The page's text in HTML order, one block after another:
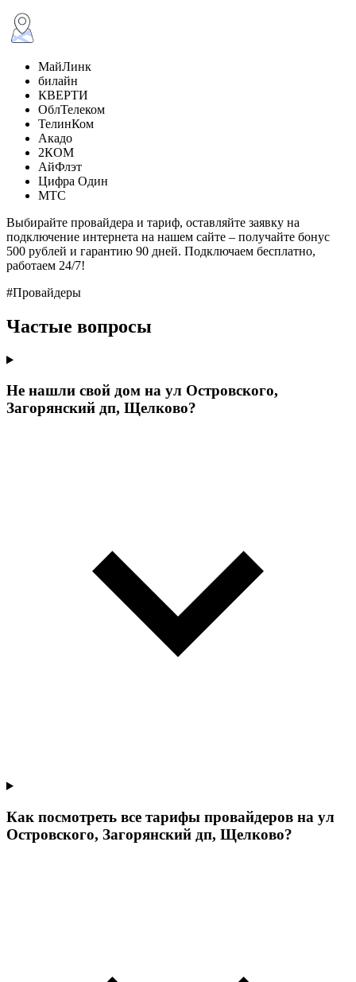
МайЛинк
билайн
КВЕРТИ
ОблТелеком
ТелинКом
Акадо
2КОМ
АйФлэт
Цифра Один
МТС
Выбирайте провайдера и тариф, оставляйте заявку на
подключение интернета на нашем сайте – получайте бонус
500 рублей и гарантию 90 дней. Подключаем бесплатно,
работаем 24/7!
#Провайдеры
Частые вопросы
Не нашли свой дом на ул Островского,
Загорянский дп, Щелково?
Как посмотреть все тарифы провайдеров на ул
Островского, Загорянский дп, Щелково?